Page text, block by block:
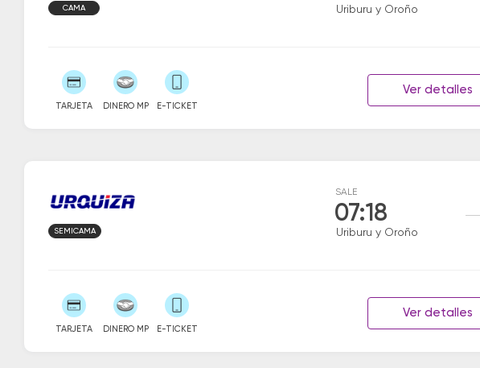
Uriburu y Oroño
CAMA
TARJETA DINERO MP E-TICKET
Ver detalles
SALE
07:18
Uriburu y Oroño
SEMICAMA
TARJETA DINERO MP E-TICKET
Ver detalles